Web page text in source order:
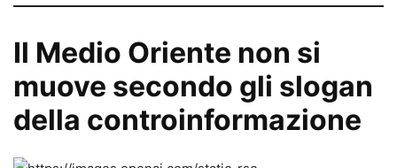
Il Medio Oriente non si
muove secondo gli slogan
della controinformazione